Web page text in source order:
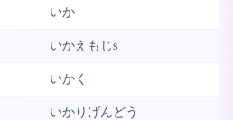
いか
いかえもじs
いかく
いかりげんどう